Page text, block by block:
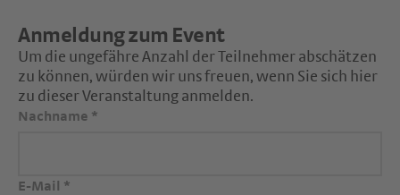
Anmeldung zum Event
Um die ungefähre Anzahl der Teilnehmer abschätzen
zu können, würden wir uns freuen, wenn Sie sich hier
zu dieser Veranstaltung anmelden.
Nachname *
E-Mail *